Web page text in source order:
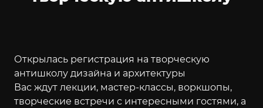
Открылась регистрация на творческую
антишколу дизайна и архитектуры
Вас ждут лекции, мастер-классы, воркшопы,
творческие встречи с интересными гостями, а